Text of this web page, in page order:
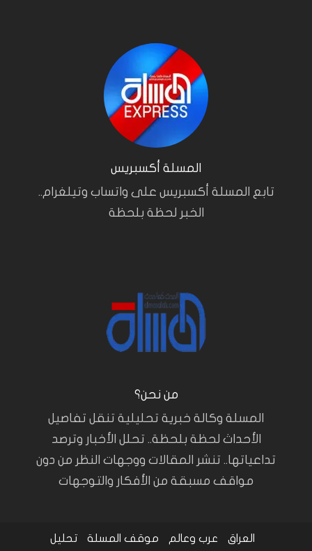
المسلة أكسبريس
تابع المسلة أكسبريس على واتساب وتيلغرام..
الخبر لحظة بلحظة
من نحن؟
المسلة وكالة خبرية تحليلية تنقل تفاصيل
الأحداث لحظة بلحظة.. تحلل الأخبار وترصد
تداعياتها.. تنشر المقالات ووجهات النظر من دون
مواقف مسبقة من الأفكار والتوجهات
العراق عرب وعالم موقف المسلة تحليل